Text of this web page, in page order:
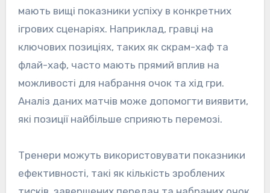
мають вищі показники успіху в конкретних
ігрових сценаріях. Наприклад, гравці на
ключових позиціях, таких як скрам-хаф та
флай-хаф, часто мають прямий вплив на
можливості для набрання очок та хід гри.
Аналіз даних матчів може допомогти виявити,
які позиції найбільше сприяють перемозі.
Тренери можуть використовувати показники
ефективності, такі як кількість зроблених